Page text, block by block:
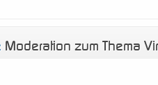
Moderation zum Thema